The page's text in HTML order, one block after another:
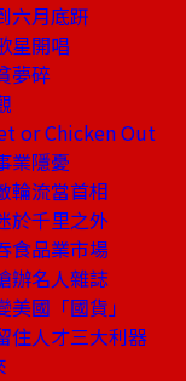
六月底趼
星開唱
夢碎
or Chicken Out
業隱憂
輪流當首相
於千里之外
食品業市場
辦名人雜誌
國「國貨」
人才三大利器